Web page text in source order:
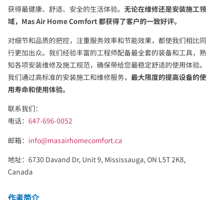
获得最健康、舒适、安全的生活体验。 无论在维修还是安装施工领
域，Mas Air Home Comfort 都获得了客户的一致好评。
对细节和品质的把控，注重服务效率和节能效果，都使我们相比同
行更加出众。我们经验丰富的工程师配备最全套的装备和工具，熟
知各项安装维修及施工规范，确保带给您最稳定舒适的使用体验。
我们通过高标准的安装施工和维修服务， 最大限度的提高设备的使
用寿命和使用体验。
联系我们：
电话： 647-696-0052
邮箱： info@masairhomecomfort.ca
地址：6730 Davand Dr, Unit 9, Mississauga, ON L5T 2K8,
Canada